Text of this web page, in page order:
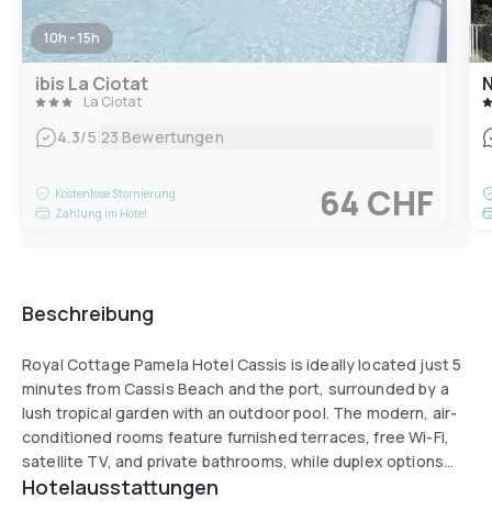
10h - 15h
ibis La Ciotat
La Ciotat
4.3/5 23 Bewertungen
Kostenlose Stornierung
Zahlung im Hotel
64 CHF
Beschreibung
Royal Cottage Pamela Hotel Cassis is ideally located just 5
minutes from Cassis Beach and the port, surrounded by a
lush tropical garden with an outdoor pool. The modern, air-
conditioned rooms feature furnished terraces, free Wi-Fi,
satellite TV, and private bathrooms, while duplex options
offer sea views. Guests benefit from a 24-hour front desk
Hotelausstattungen